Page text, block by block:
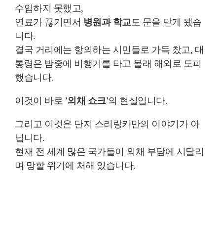
수입하지 못했고,
연료가 끊기면서 병원과 학교 도 문을 닫게 됐습
니다.
결국 거리에는 항의하는 시민들로 가득 찼고, 대
통령은 밤중에 비행기를 타고 몰래 해외로 도피
했습니다.
이것이 바로 '외채 쇼크'의 현실입니다.
그리고 이것은 단지 스리랑카만의 이야기가 아
닙니다.
현재 전 세계 많은 국가들이 외채 부담에 시달리
며 망할 위기에 처해 있습니다.